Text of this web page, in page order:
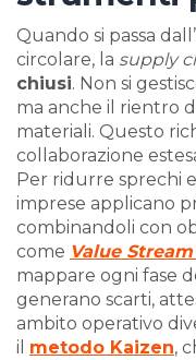
Quando si passa
circolare, la supply
chiusi. Non si
ma anche il rientro
materiali. Questo
collaborazione
Per ridurre sprechi
imprese applicano
combinandoli con
come Value
mappare ogni fase
generano scarti,
ambito operativo
il metodo Kaizen,